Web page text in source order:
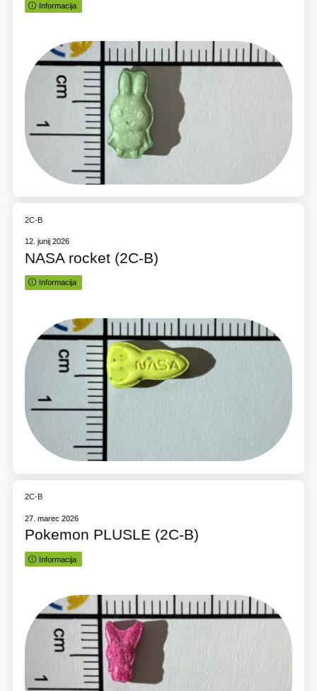
Informacija
2C-B
12. junij 2026
NASA rocket (2C-B)
Informacija
2C-B
27. marec 2026
Pokemon PLUSLE (2C-B)
Informacija